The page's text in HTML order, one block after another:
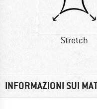
Stretch
INFORMAZIONI SUI